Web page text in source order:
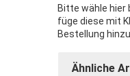
Bitte wähle hier
füge diese mit
Bestellung
Ähnliche